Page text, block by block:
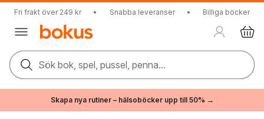
Fri frakt över 249 kr • Snabba leveranser • Billiga böcker
Sök bok, spel, pussel, penna...
Skapa nya rutiner – hälsoböcker upp till 50% →